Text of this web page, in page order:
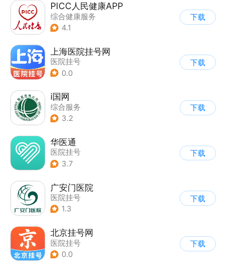
PICC人民健康APP
综合健康服务
| 医院挂号
4.1
下载
上海医院挂号网
医院挂号
0.0
下载
i国网
综合服务
3.2
下载
华医通
医院挂号
3.7
下载
广安门医院
医院挂号
1.3
下载
北京挂号网
医院挂号
0.0
下载